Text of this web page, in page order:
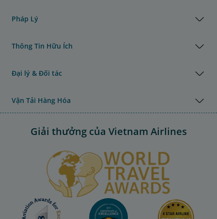
Pháp Lý
Thông Tin Hữu Ích
Đại lý & Đối tác
Vận Tải Hàng Hóa
Giải thưởng của Vietnam Airlines